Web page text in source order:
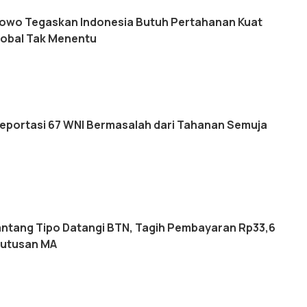
Tegaskan Indonesia Butuh Pertahanan Kuat
Tak Menentu
67 WNI Bermasalah dari Tahanan Semuja
Tipo Datangi BTN, Tagih Pembayaran Rp33,6
MA